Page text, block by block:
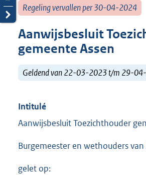
Regeling vervallen per 30-04-2024
Aanwijsbesluit
gemeente Assen
Geldend van 22-03-2023 t/m 29-
Intitulé
Aanwijsbesluit Toezichthouder
Burgemeester en wethouders van
gelet op: